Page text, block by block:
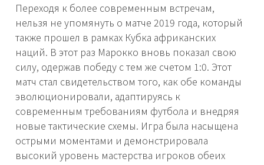
Переходя к более современным встречам,
нельзя не упомянуть о матче 2019 года, который
также прошел в рамках Кубка африканских
наций. В этот раз Марокко вновь показал свою
силу, одержав победу с тем же счетом 1:0. Этот
матч стал свидетельством того, как обе команды
эволюционировали, адаптируясь к
современным требованиям футбола и внедряя
новые тактические схемы. Игра была насыщена
острыми моментами и демонстрировала
высокий уровень мастерства игроков обеих